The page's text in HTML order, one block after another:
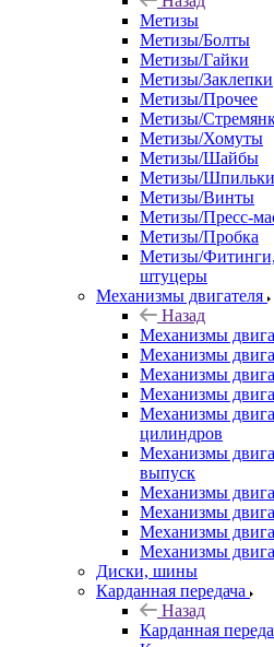
Метизы
Метизы/Болты
Метизы/Гайки
Метизы/Заклепки
Метизы/Прочее
Метизы/
Метизы/Хомуты
Метизы/Шайбы
Метизы/Шпильки
Метизы/Винты
Метизы/Пресс-
Метизы/Пробка
Метизы/
штуцеры
Механизмы двигателя
Назад
Механизмы
Механизмы
Механизмы
Механизмы
Механизмы
цилиндров
Механизмы
выпуск
Механизмы
Механизмы
Механизмы
Механизмы
Диски, шины
Карданная передача
Назад
Карданная